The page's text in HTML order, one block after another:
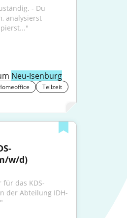
- Du
analysierst
Neu-Isenburg
Teilzeit
w/d)
das KDS-
der Abteilung IDH-